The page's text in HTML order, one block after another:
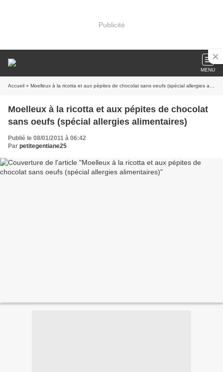
Publicité
MENU
Accueil » Moelleux à la ricotta et aux pépites de chocolat sans oeufs (spécial allergies alimentaires)
Moelleux à la ricotta et aux pépites de chocolat
sans oeufs (spécial allergies alimentaires)
Publié le 08/01/2011 à 06:42
Par petitegentiane25